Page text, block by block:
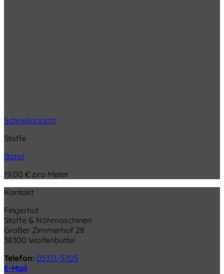
Schnellansicht
Stoffe
Batist
19,00 € pro Meter
Kontakt
Fingerhut
Stoffe & Nähmaschinen
Großer Zimmerhof 28
38300 Wolfenbüttel
Telefon: 05331-5705
E-Mail